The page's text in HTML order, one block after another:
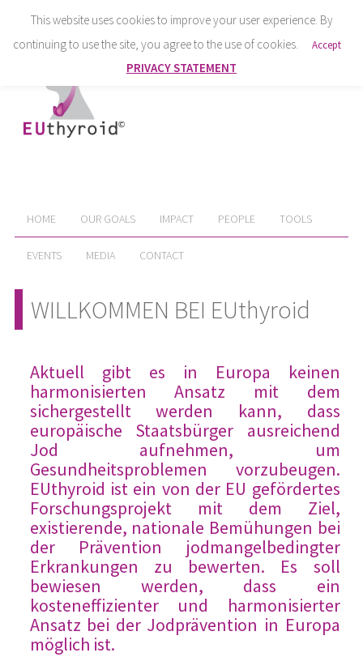
HOME OUR GOALS IMPACT PEOPLE TOOLS
EVENTS MEDIA CONTACT
WILLKOMMEN BEI EUthyroid
Aktuell gibt es in Europa keinen
harmonisierten Ansatz mit dem
sichergestellt werden kann, dass
europäische Staatsbürger ausreichend
Jod aufnehmen, um
Gesundheitsproblemen vorzubeugen.
EUthyroid ist ein von der EU gefördertes
Forschungsprojekt mit dem Ziel,
existierende, nationale Bemühungen bei
der Prävention jodmangelbedingter
Erkrankungen zu bewerten. Es soll
bewiesen werden, dass ein
kosteneffizienter und harmonisierter
Ansatz bei der Jodprävention in Europa
möglich ist.
This website uses cookies to improve your user experience. By
continuing to use the site, you agree to the use of cookies.
Accept
PRIVACY STATEMENT